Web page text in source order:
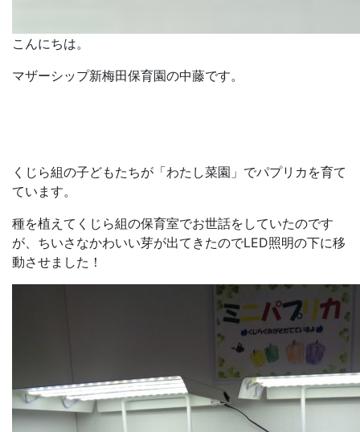
こんにちは。
マザーシップ新梅田保育園の中藤です。
くじら組の子どもたちが「わたし菜園」でパプリカを育て
ています。
種を植えてくじら組の保育室でお世話をしていたのです
が、ちいさなかわいい芽が出てきたのでLED照明の下に移
動させました！